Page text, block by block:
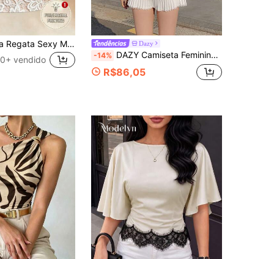
SHEIN Franclia Regata Sexy Minimalista com Decote Halter Cruzado, Estampa, Costas Abertas, Ajustada, Romântica, para Férias, Praia, Viagem, Escritório, Profissional, Festa Feminina
vendido
Dazy
-14% DAZY Camiseta Feminina Elegante de Manga Longa com Cintura Marcada e Barra Ajustada, Cor Sólida, Slim Fit, para Férias, Primavera e Outono, Estilo Escolar
R$86,05